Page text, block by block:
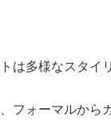
は多様なスタ
フォーマルか